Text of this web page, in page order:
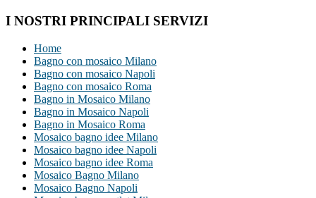
I NOSTRI PRINCIPALI SERVIZI
Home
Bagno con mosaico Milano
Bagno con mosaico Napoli
Bagno con mosaico Roma
Bagno in Mosaico Milano
Bagno in Mosaico Napoli
Bagno in Mosaico Roma
Mosaico bagno idee Milano
Mosaico bagno idee Napoli
Mosaico bagno idee Roma
Mosaico Bagno Milano
Mosaico Bagno Napoli